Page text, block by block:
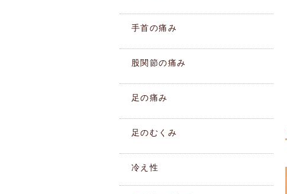
手首の痛み
股関節の痛み
足の痛み
足のむくみ
冷え性